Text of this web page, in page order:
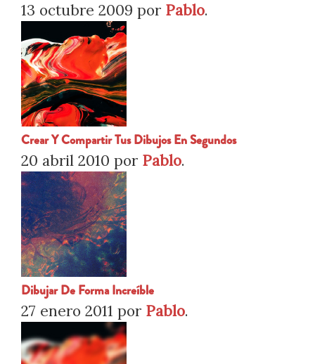
13 octubre 2009 por Pablo.
Crear Y Compartir Tus Dibujos En Segundos
20 abril 2010 por Pablo.
Dibujar De Forma Increíble
27 enero 2011 por Pablo.